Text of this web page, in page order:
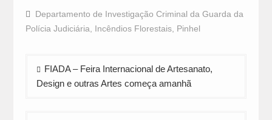
Facebook
(Opens
in
new
WhatsApp
(Opens
in
new
Twitter
(Opens
in
new
Departamento de Investigação Criminal da Guarda da
Polícia Judiciária
Incêndios Florestais, Pinhel
Navegação
de
FIADA – Feira Internacional de Artesanato,
Design e outras Artes começa amanhã